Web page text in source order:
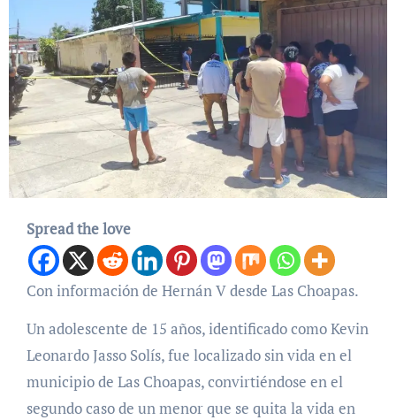
Spread the love
Con información de Hernán V desde Las Choapas.
Un adolescente de 15 años, identificado como Kevin
Leonardo Jasso Solís, fue localizado sin vida en el
municipio de Las Choapas, convirtiéndose en el
segundo caso de un menor que se quita la vida en